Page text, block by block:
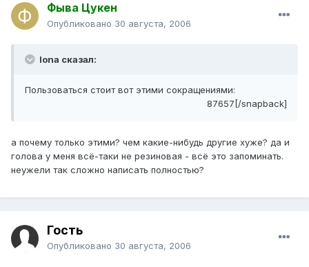
Фыва Цукен
Опубликовано 30 августа, 2006
Iona сказал:
Пользоваться стоит вот этими сокращениями:
87657[/snapback]
а почему только этими? чем какие-нибудь другие хуже? да и
голова у меня всё-таки не резиновая - всё это запоминать.
неужели так сложно написать полностью?
Гость
Опубликовано 30 августа, 2006